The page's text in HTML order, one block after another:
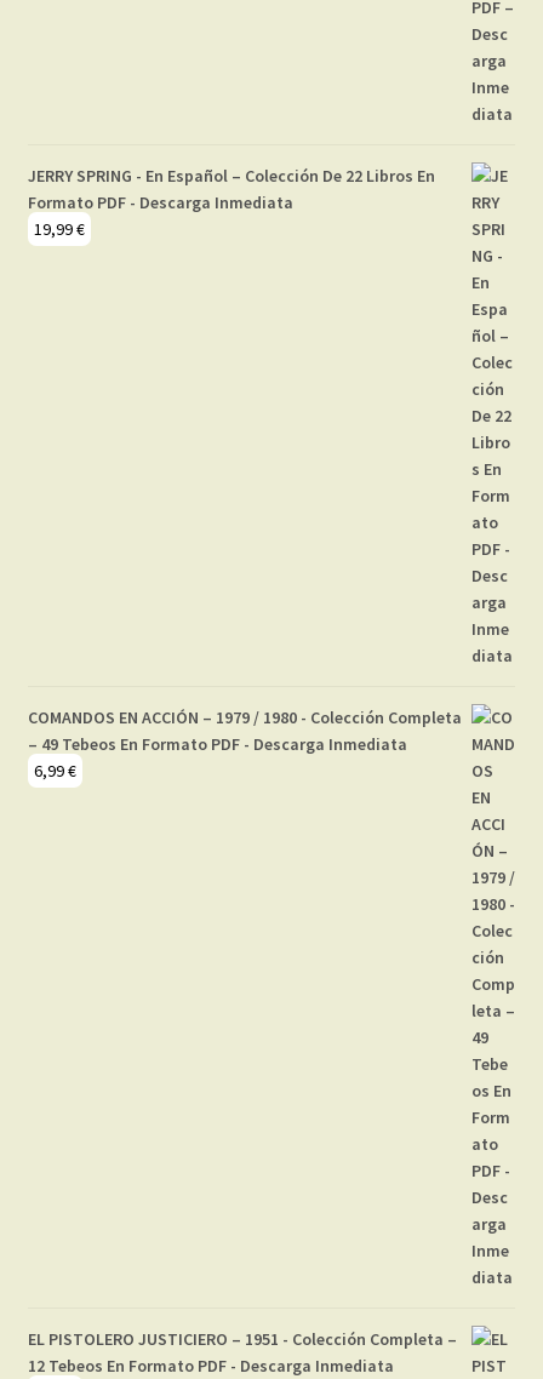
JERRY SPRING - En Español – Colección De 22 Libros En
Formato PDF - Descarga Inmediata
19,99€
COMANDOS EN ACCIÓN – 1979 / 1980 - Colección Completa
– 49 Tebeos En Formato PDF - Descarga Inmediata
6,99€
EL PISTOLERO JUSTICIERO – 1951 - Colección Completa –
12 Tebeos En Formato PDF - Descarga Inmediata